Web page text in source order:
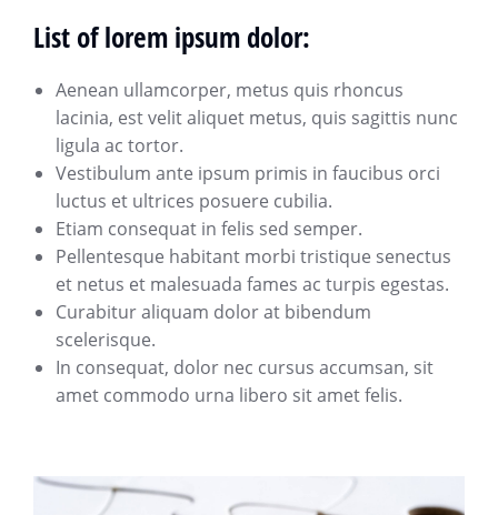
List of lorem ipsum dolor:
Aenean ullamcorper, metus quis rhoncus
lacinia, est velit aliquet metus, quis sagittis nunc
ligula ac tortor.
Vestibulum ante ipsum primis in faucibus orci
luctus et ultrices posuere cubilia.
Etiam consequat in felis sed semper.
Pellentesque habitant morbi tristique senectus
et netus et malesuada fames ac turpis egestas.
Curabitur aliquam dolor at bibendum
scelerisque.
In consequat, dolor nec cursus accumsan, sit
amet commodo urna libero sit amet felis.